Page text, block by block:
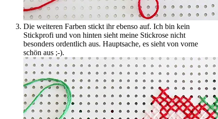
Die weiteren Farben stickt ihr ebenso auf. Ich bin kein
Stickprofi und von hinten sieht meine Stickrose nicht
besonders ordentlich aus. Hauptsache, es sieht von vorne
schön aus ;-).